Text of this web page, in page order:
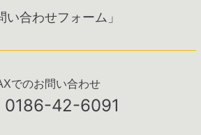
い合わせフォーム」
でのお問い合わせ
0186-42-6091